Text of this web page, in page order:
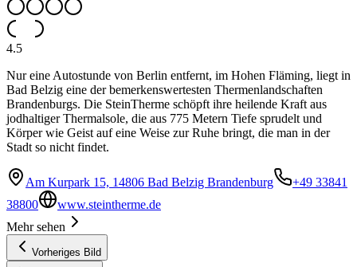
4.5
Nur eine Autostunde von Berlin entfernt, im Hohen Fläming, liegt in
Bad Belzig eine der bemerkenswertesten Thermenlandschaften
Brandenburgs. Die SteinTherme schöpft ihre heilende Kraft aus
jodhaltiger Thermalsole, die aus 775 Metern Tiefe sprudelt und
Körper wie Geist auf eine Weise zur Ruhe bringt, die man in der
Stadt so nicht findet.
Am Kurpark 15, 14806 Bad Belzig Brandenburg
+49 33841
38800
www.steintherme.de
Mehr sehen
Vorheriges Bild